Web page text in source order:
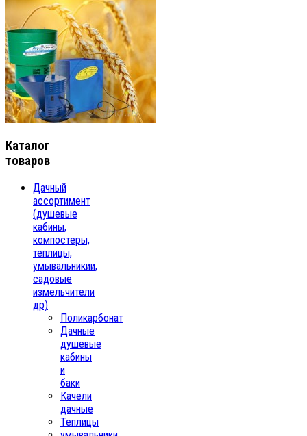
Каталог
товаров
Дачный
ассортимент
(душевые
кабины,
компостеры,
теплицы,
умывальникии,
садовые
измельчители
др)
Поликарбонат
Дачные
душевые
кабины
и
баки
Качели
дачные
Теплицы